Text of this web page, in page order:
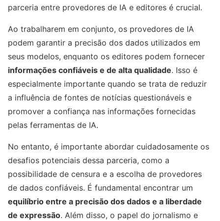
parceria entre provedores de IA e editores é crucial.
Ao trabalharem em conjunto, os provedores de IA
podem garantir a precisão dos dados utilizados em
seus modelos, enquanto os editores podem fornecer
informações confiáveis e de alta qualidade. Isso é
especialmente importante quando se trata de reduzir
a influência de fontes de notícias questionáveis ​​e
promover a confiança nas informações fornecidas
pelas ferramentas de IA.
No entanto, é importante abordar cuidadosamente os
desafios potenciais dessa parceria, como a
possibilidade de censura e a escolha de provedores
de dados confiáveis. É fundamental encontrar um
equilíbrio entre a precisão dos dados e a liberdade
de expressão. Além disso, o papel do jornalismo e